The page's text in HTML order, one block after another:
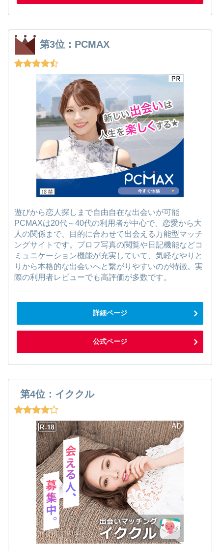
第3位：PCMAX
遊びから恋人探しまで自由自在な出会いが可能
PCMAXは20代～40代の利用者が中心で、恋愛から大
人の関係まで、目的に合わせて出会える万能型マッチ
ングサイトです。プロフ写真の閲覧や日記機能などコ
ミュニケーション機能が充実していて、気軽なやりと
りから本格的な出会いへと繋がりやすいのが特徴。実
際の利用者レビューでも高評価が多数です。
詳細ページ
公式ページ
第4位：イククル